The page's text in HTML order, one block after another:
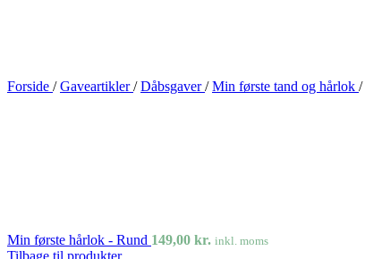
Forside / Gaveartikler/ Dåbsgaver/ Min første tand og hårlok /
Min første hårlok - Rund 149,00 kr. inkl. moms
Tilbage til produkter